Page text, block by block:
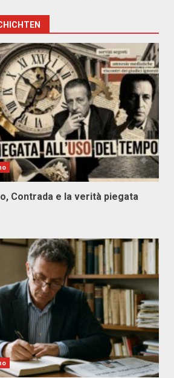
Contrada e la verità piegata